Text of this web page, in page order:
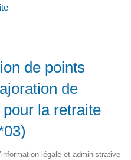
de points
de
pour la retraite
légale et administrative